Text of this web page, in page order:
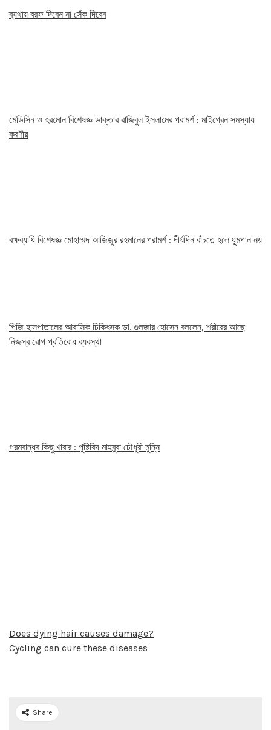
ব্যথায় বরফ দিবেন না সেঁক দিবেন
মেডিসিন ও হরমোন বিশেষজ্ঞ ডাক্তার রাজিবুল ইসলামের পরামর্শ : মাইগ্রেন সমস্যায়
করণীয়
বক্ষব্যাধি বিশেষজ্ঞ মোহাম্মদ আজিজুর রহমানের পরামর্শ : দীর্ঘদিন বাঁচতে হলে ধূমপান নয়
পিজি হাসপাতালের আবাসিক চিকিৎসক ডা. গুলজার হোসেন বললেন, শরীরের আছে
নিজস্ব রোগ প্রতিরোধ ব্যবস্থা
গরমবান্ধব কিছু খাবার : পুষ্টিবিদ মাহবুবা চৌধুরী মুন্নি
Does dying hair causes damage?
Cycling can cure these diseases
Share